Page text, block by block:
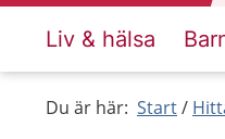
Liv & hälsa
Du är här: Start